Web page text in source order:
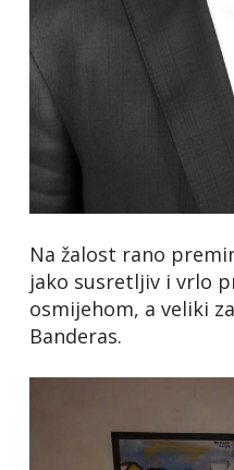
Na žalost rano
jako susretljiv i vrlo
osmijehom, a veliki
Banderas.